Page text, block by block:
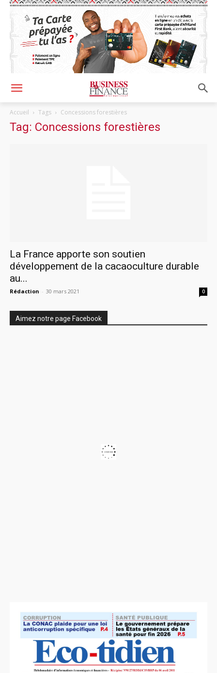
Accueil Tags Concessions forestières
Tag: Concessions forestières
La France apporte son soutien
développement de la cacaoculture durable
au...
Rédaction - 30 mars 2021 0
Aimez notre page Facebook